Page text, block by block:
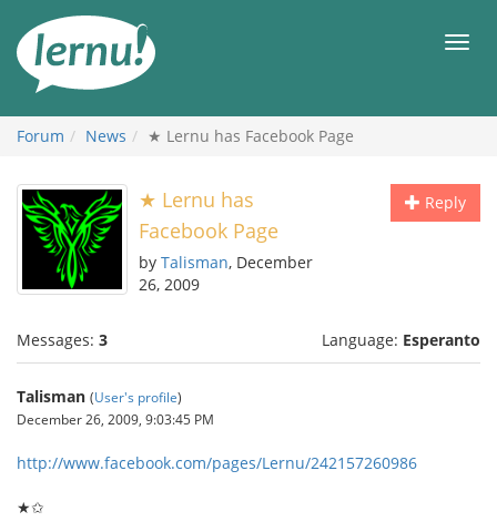
the
content
Forum News ★ Lernu has Facebook Page
Reply
★ Lernu has
Facebook Page
by Talisman, December
26, 2009
Messages: 3 Language: Esperanto
Talisman (User's profile)
December 26, 2009, 9:03:45 PM
http://www.facebook.com/pages/Lernu/242157260986
★✩